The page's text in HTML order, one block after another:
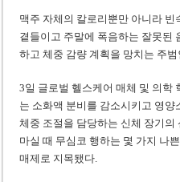
맥주 자체의 칼로리뿐만 아니라
곁들이고 주말에 폭음하는 잘못된
하고 체중 감량 계획을 망치는 주범
3일 글로벌 헬스케어 매체 및 의학
는 소화액 분비를 감소시키고 영
체중 조절을 담당하는 신체 장기
마실 때 무심코 행하는 몇 가지 나
매제로 지목됐다.